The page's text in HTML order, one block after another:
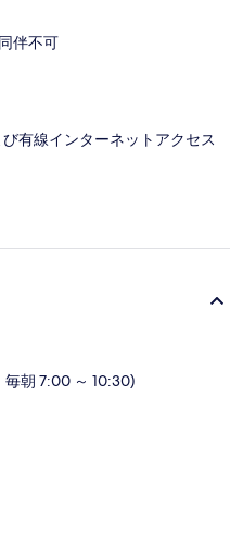
伴不可
有線インターネットアクセス
朝 7:00 ～ 10:30)